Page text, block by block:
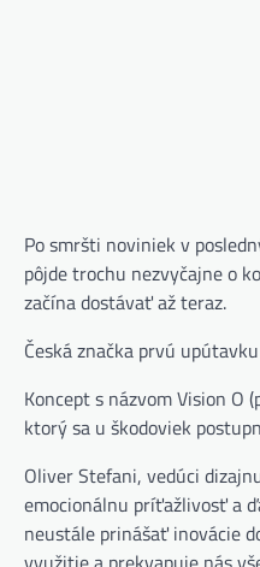
Po smršti noviniek v
pôjde trochu nezvyčajne o
začína dostávať až teraz.
Česká značka prvú
Koncept s názvom Vision O
ktorý sa u škodoviek
Oliver Stefani, vedúci
emocionálnu príťažlivosť a
neustále prinášať inovácie